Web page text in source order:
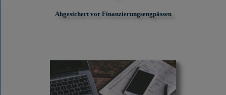
Abgesichert vor Finanzierungs­engpässen